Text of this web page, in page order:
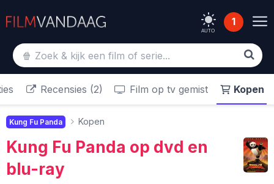
AUTO
1
Recensies (2) Film op tv gemist Kopen
Kung Fu Panda Kopen
Kung Fu Panda op dvd en
blu-ray